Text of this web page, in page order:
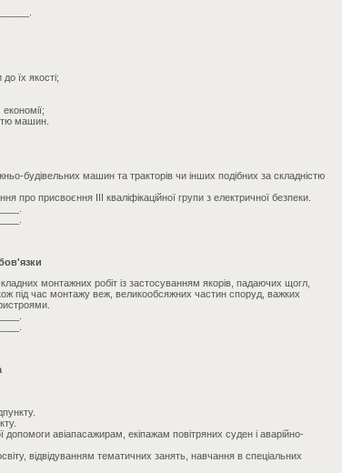
їх якості;
машин.
будівельних машин та тракторів чи інших подібних за складністю
про присвоєння III кваліфікаційної групи з електричної безпеки.
монтажних робіт із застосуванням якорів, падаючих щогл,
під час монтажу веж, великообсяжних частин споруд, важких
допомоги авіапасажирам, екіпажам повітряних суден і аварійно-
відвідуванням тематичних занять, навчання в спеціальних